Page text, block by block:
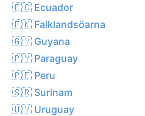
🇪🇨 Ecuador
🇫🇰 Falklandsöarna
🇬🇾 Guyana
🇵🇾 Paraguay
🇵🇪 Peru
🇸🇷 Surinam
🇺🇾 Uruguay